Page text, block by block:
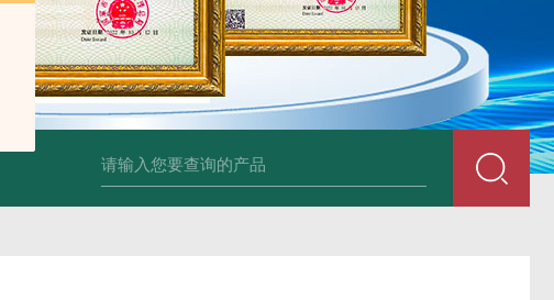
34860-4L-Rsigma 甲醇 67-